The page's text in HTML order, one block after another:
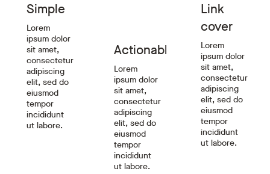
Simple
Lorem
ipsum dolor
sit amet,
consectetur
adipiscing
elit, sed do
eiusmod
tempor
incididunt
ut labore.
Actionable
Lorem
ipsum dolor
sit amet,
consectetur
adipiscing
elit, sed do
eiusmod
tempor
incididunt
ut labore.
Link
cover
Lorem
ipsum dolor
sit amet,
consectetur
adipiscing
elit, sed do
eiusmod
tempor
incididunt
ut labore.